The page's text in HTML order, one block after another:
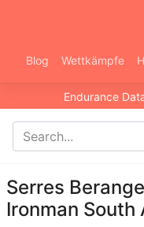
Blog Wettkämpfe
Endurance
Serres
Ironman